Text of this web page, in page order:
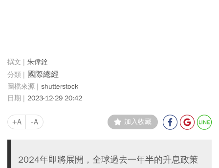
朱偉銓
國際總經
shutterstock
2023-12-29 20:42
+A -A 加入收藏
2024年即將展開，全球過去一年半的升息政策